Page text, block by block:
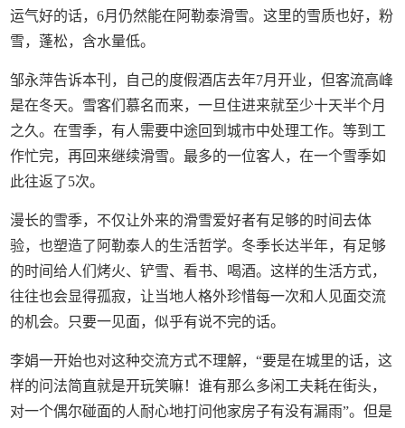
运气好的话，6月仍然能在阿勒泰滑雪。这里的雪质也好，粉
雪，蓬松，含水量低。
邹永萍告诉本刊，自己的度假酒店去年7月开业，但客流高峰
是在冬天。雪客们慕名而来，一旦住进来就至少十天半个月
之久。在雪季，有人需要中途回到城市中处理工作。等到工
作忙完，再回来继续滑雪。最多的一位客人，在一个雪季如
此往返了5次。
漫长的雪季，不仅让外来的滑雪爱好者有足够的时间去体
验，也塑造了阿勒泰人的生活哲学。冬季长达半年，有足够
的时间给人们烤火、铲雪、看书、喝酒。这样的生活方式，
往往也会显得孤寂，让当地人格外珍惜每一次和人见面交流
的机会。只要一见面，似乎有说不完的话。
李娟一开始也对这种交流方式不理解，“要是在城里的话，这
样的问法简直就是开玩笑嘛！谁有那么多闲工夫耗在街头，
对一个偶尔碰面的人耐心地打问他家房子有没有漏雨”。但是